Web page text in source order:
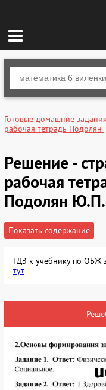
Готовые домашние задания
рабочая тетрадь Подолян
Решение -
рабочая
Подолян Ю.П.
Показать содержание
ГДЗ к учебнику по ОБЖ
тут